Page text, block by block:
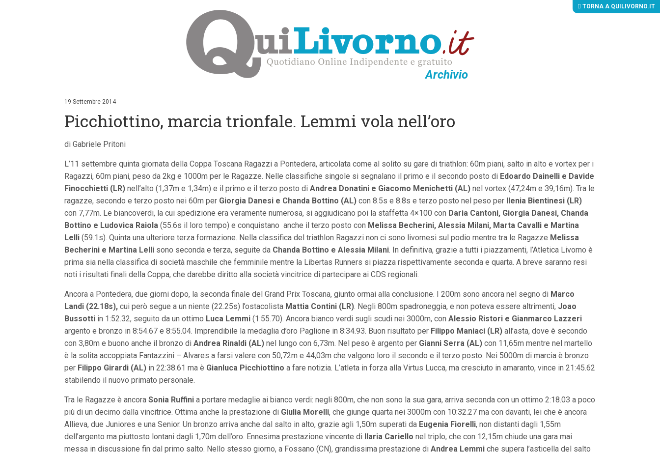
Archivio
i
i
c
n
t
n
u
i
p
i
n
i
p
l
i
a
a
l
e
n
P
r
n
i
a
l
e
V
a
TORNA A QUILIVORNO.IT
19 Settembre 2014
Picchiottino, marcia trionfale. Lemmi vola nell’oro
di Gabriele Pritoni
L’11 settembre quinta giornata della Coppa Toscana Ragazzi a Pontedera, articolata come al solito su gare di triathlon: 60m piani, salto in alto e vortex per i
Ragazzi, 60m piani, peso da 2kg e 1000m per le Ragazze. Nelle classifiche singole si segnalano il primo e il secondo posto di Edoardo Dainelli e Davide
Finocchietti (LR) nell’alto (1,37m e 1,34m) e il primo e il terzo posto diAndrea Donatini e Giacomo Menichetti (AL) nel vortex (47,24m e 39,16m). Tra le
ragazze, secondo e terzo posto nei 60m per Giorgia Danesi e Chanda Bottino (AL) con 8.5s e 8.8s e terzo posto nel peso per Ilenia Bientinesi (LR)
con 7,77m. Le biancoverdi, la cui spedizione era veramente numerosa, si aggiudicano poi la staffetta 4×100 con Daria Cantoni, Giorgia Danesi, Chanda
Bottino e Ludovica Raiola (55.6s il loro tempo) e conquistano anche il terzo posto con Melissa Becherini, Alessia Milani, Marta Cavalli e Martina
Lelli (59.1s). Quinta una ulteriore terza formazione. Nella classifica del triathlon Ragazzi non ci sono livornesi sul podio mentre tra le Ragazze Melissa
Becherini e Martina Lelli sono seconda e terza, seguite da Chanda Bottino e Alessia Milani. In definitiva, grazie a tutti i piazzamenti, l’Atletica Livorno è
prima sia nella classifica di società maschile che femminile mentre la Libertas Runners si piazza rispettivamente seconda e quarta. A breve saranno resi
noti i risultati finali della Coppa, che darebbe diritto alla società vincitrice di partecipare ai CDS regionali.
Ancora a Pontedera, due giorni dopo, la seconda finale del Grand Prix Toscana, giunto ormai alla conclusione. I 200m sono ancora nel segno di Marco
Landi (22.18s), cui però segue a un niente (22.25s) l’ostacolista Mattia Contini (LR). Negli 800m spadroneggia, e non poteva essere altrimenti, Joao
Bussotti in 1:52.32, seguito da un ottimo Luca Lemmi (1:55.70). Ancora bianco verdi sugli scudi nei 3000m, conAlessio Ristori e Gianmarco Lazzeri
argento e bronzo in 8:54.67 e 8:55.04. Imprendibile la medaglia d’oro Paglione in 8:34.93. Buon risultato per Filippo Maniaci (LR) all’asta, dove è secondo
con 3,80m e buono anche il bronzo diAndrea Rinaldi (AL) nel lungo con 6,73m. Nel peso è argento per Gianni Serra (AL) con 11,65m mentre nel martello
è la solita accoppiata Fantazzini – Alvares a farsi valere con 50,72m e 44,03m che valgono loro il secondo e il terzo posto. Nei 5000m di marcia è bronzo
per Filippo Girardi (AL) in 22:38.61 ma è Gianluca Picchiottino a fare notizia. L’atleta in forza alla Virtus Lucca, ma cresciuto in amaranto, vince in 21:45.62
stabilendo il nuovo primato personale.
Tra le Ragazze è ancoraSonia Ruffini a portare medaglie ai bianco verdi: negli 800m, che non sono la sua gara, arriva seconda con un ottimo 2:18.03 a poco
più di un decimo dalla vincitrice. Ottima anche la prestazione di Giulia Morelli, che giunge quarta nei 3000m con 10:32.27 ma con davanti, lei che è ancora
Allieva, due Juniores e una Senior. Un bronzo arriva anche dal salto in alto, grazie agli 1,50m superati da Eugenia Fiorelli, non distanti dagli 1,55m
dell’argento ma piuttosto lontani dagli 1,70m dell’oro. Ennesima prestazione vincente di Ilaria Cariello nel triplo, che con 12,15m chiude una gara mai
messa in discussione fin dal primo salto. Nello stesso giorno, a Fossano (CN), grandissima prestazione diAndrea Lemmi che supera l’asticella del salto